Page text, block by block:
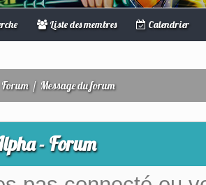
Liste des membres Calendrier
/ Message du forum
- Forum